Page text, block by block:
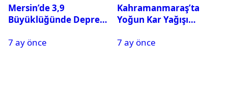
Mersin’de 3,9
Büyüklüğünde Deprem
7 ay önce
Kahramanmaraş’ta
Yoğun Kar Yağışı
Tatil
7 ay önce